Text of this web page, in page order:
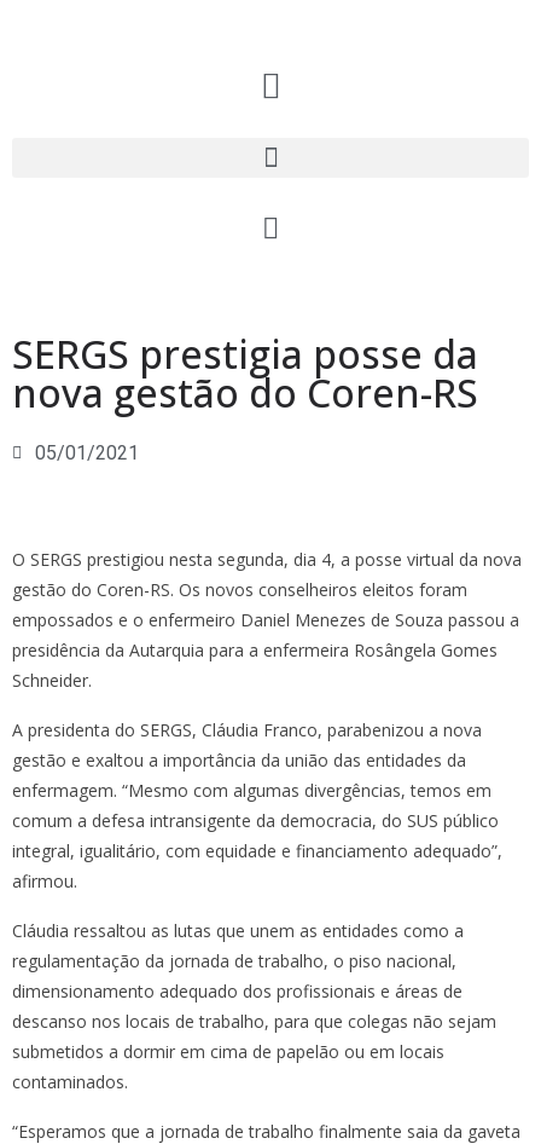
SERGS prestigia posse da
nova gestão do Coren-RS
05/01/2021
O SERGS prestigiou nesta segunda, dia 4, a posse virtual da nova
gestão do Coren-RS. Os novos conselheiros eleitos foram
empossados e o enfermeiro Daniel Menezes de Souza passou a
presidência da Autarquia para a enfermeira Rosângela Gomes
Schneider.
A presidenta do SERGS, Cláudia Franco, parabenizou a nova
gestão e exaltou a importância da união das entidades da
enfermagem. “Mesmo com algumas divergências, temos em
comum a defesa intransigente da democracia, do SUS público
integral, igualitário, com equidade e financiamento adequado”,
afirmou.
Cláudia ressaltou as lutas que unem as entidades como a
regulamentação da jornada de trabalho, o piso nacional,
dimensionamento adequado dos profissionais e áreas de
descanso nos locais de trabalho, para que colegas não sejam
submetidos a dormir em cima de papelão ou em locais
contaminados.
“Esperamos que a jornada de trabalho finalmente saia da gaveta